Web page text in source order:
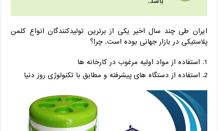
ایران طی چند سال اخیر یکی از برترین تولیدکنندگان انواع کلمن
پلاستیکی در بازار جهانی بوده است. چرا؟
استفاده از مواد اولیه مرغوب در کارخانه ها
استفاده از دستگاه های پیشرفته و مطابق با تکنولوژی روز دنیا